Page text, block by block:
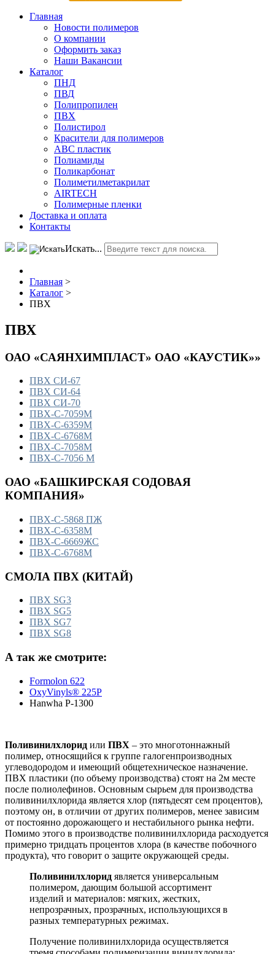
Главная
Новости полимеров
О компании
Оформить заказ
Наши Вакансии
Каталог
ПНД
ПВД
Полипропилен
ПВХ
Полистирол
Красители для полимеров
АВС пластик
Полиамиды
Поликарбонат
Полиметилметакрилат
AIRTECH
Полимерные пленки
Доставка и оплата
Контакты
Искать...
Главная >
Каталог >
ПВХ
ПВХ
ОАО «САЯНХИМПЛАСТ» ОАО «КАУСТИК»»
ПВХ СИ-67
ПВХ СИ-64
ПВХ СИ-70
ПВХ-С-7059М
ПВХ-С-6359М
ПВХ-С-6768М
ПВХ-С-7058М
ПВХ-С-7056 М
ОАО «БАШКИРСКАЯ СОДОВАЯ
КОМПАНИЯ»
ПВХ-С-5868 ПЖ
ПВХ-С-6358М
ПВХ-С-6669ЖС
ПВХ-С-6768М
СМОЛА ПВХ (КИТАЙ)
ПВХ SG3
ПВХ SG5
ПВХ SG7
ПВХ SG8
А так же смотрите:
Formolon 622
OxyVinyls® 225P
Hanwha P-1300
Поливинилхлорид или ПВХ – это многотоннажный
полимер, относящийся к группе галогенпроизводных
углеводородом и имеющий общетехническое назначение.
ПВХ пластики (по объему производства) стоят на 2м месте
после полиолефинов. Основным сырьем для производства
поливинилхлорида является хлор (пятьдесят сем процентов),
поэтому он, в отличии от других полимеров, менее зависим
от постоянно дорожающего и нестабильного рынка нефти.
Помимо этого в производстве поливинилхлорида расходуется
примерно тридцать процентов хлора (в качестве побочного
продукта), что говорит о защите окружающей среды.
Поливинилхлорид является универсальным
полимером, дающим большой ассортимент
изделий и материалов: мягких, жестких,
непрозрачных, прозрачных, использующихся в
разных температурных режимах.
Получение поливинилхлорида осуществляется